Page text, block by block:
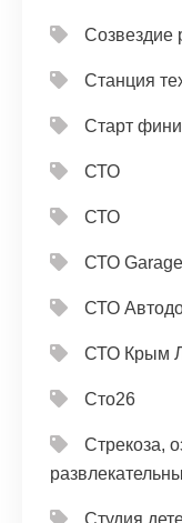
Созвездие
Станция
Старт
СТО
СТО
СТО Garage
СТО
СТО Крым
Сто26
Стрекоза,
Студия